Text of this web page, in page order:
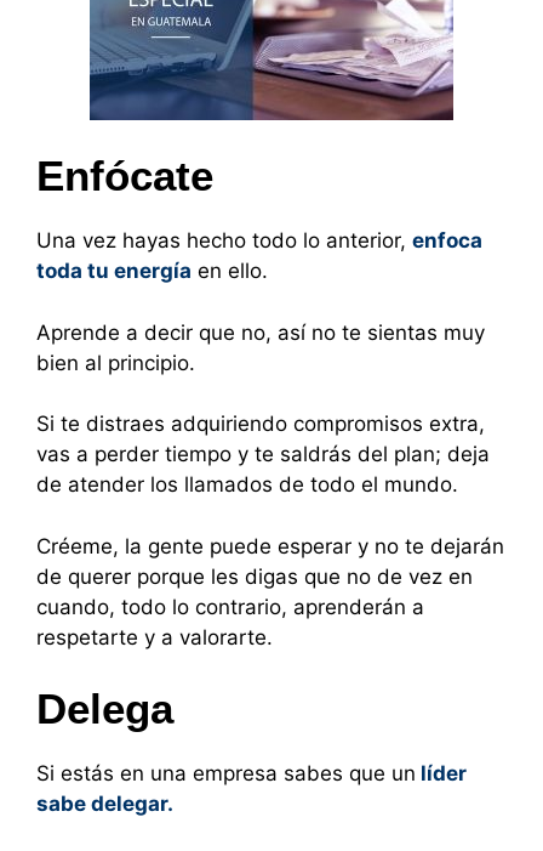
Enfócate
Una vez hayas hecho todo lo anterior, enfoca
toda tu energía en ello.
Aprende a decir que no, así no te sientas muy
bien al principio.
Si te distraes adquiriendo compromisos extra,
vas a perder tiempo y te saldrás del plan; deja
de atender los llamados de todo el mundo.
Créeme, la gente puede esperar y no te dejarán
de querer porque les digas que no de vez en
cuando, todo lo contrario, aprenderán a
respetarte y a valorarte.
Delega
Si estás en una empresa sabes que un líder
sabe delegar.